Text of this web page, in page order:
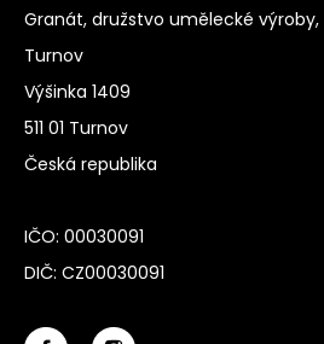
Granát, družstvo umělecké výroby,
Turnov
Výšinka 1409
511 01 Turnov
Česká republika
IČO: 00030091
DIČ: CZ00030091